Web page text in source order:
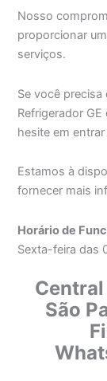
Nosso
proporcionar
serviços.
Se você
Refrigerador
hesite em
Estamos à
fornecer mais
Horário de
Sexta-feira das
São